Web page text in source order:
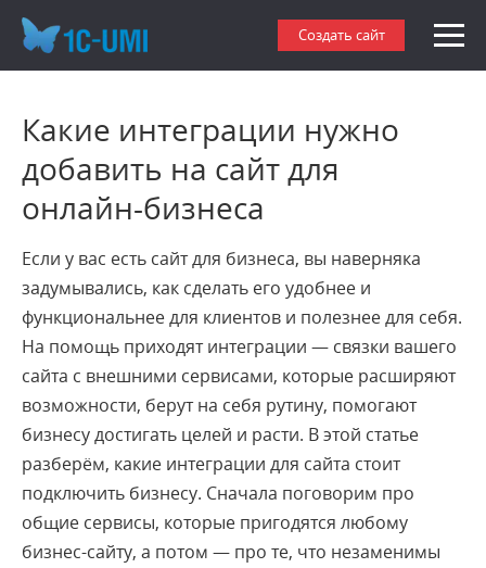
Создать сайт
Какие интеграции нужно
добавить на сайт для
онлайн-бизнеса
Если у вас есть сайт для бизнеса, вы наверняка
задумывались, как сделать его удобнее и
функциональнее для клиентов и полезнее для себя.
На помощь приходят интеграции — связки вашего
сайта с внешними сервисами, которые расширяют
возможности, берут на себя рутину, помогают
бизнесу достигать целей и расти. В этой статье
разберём, какие интеграции для сайта стоит
подключить бизнесу. Сначала поговорим про
общие сервисы, которые пригодятся любому
бизнес-сайту, а потом — про те, что незаменимы